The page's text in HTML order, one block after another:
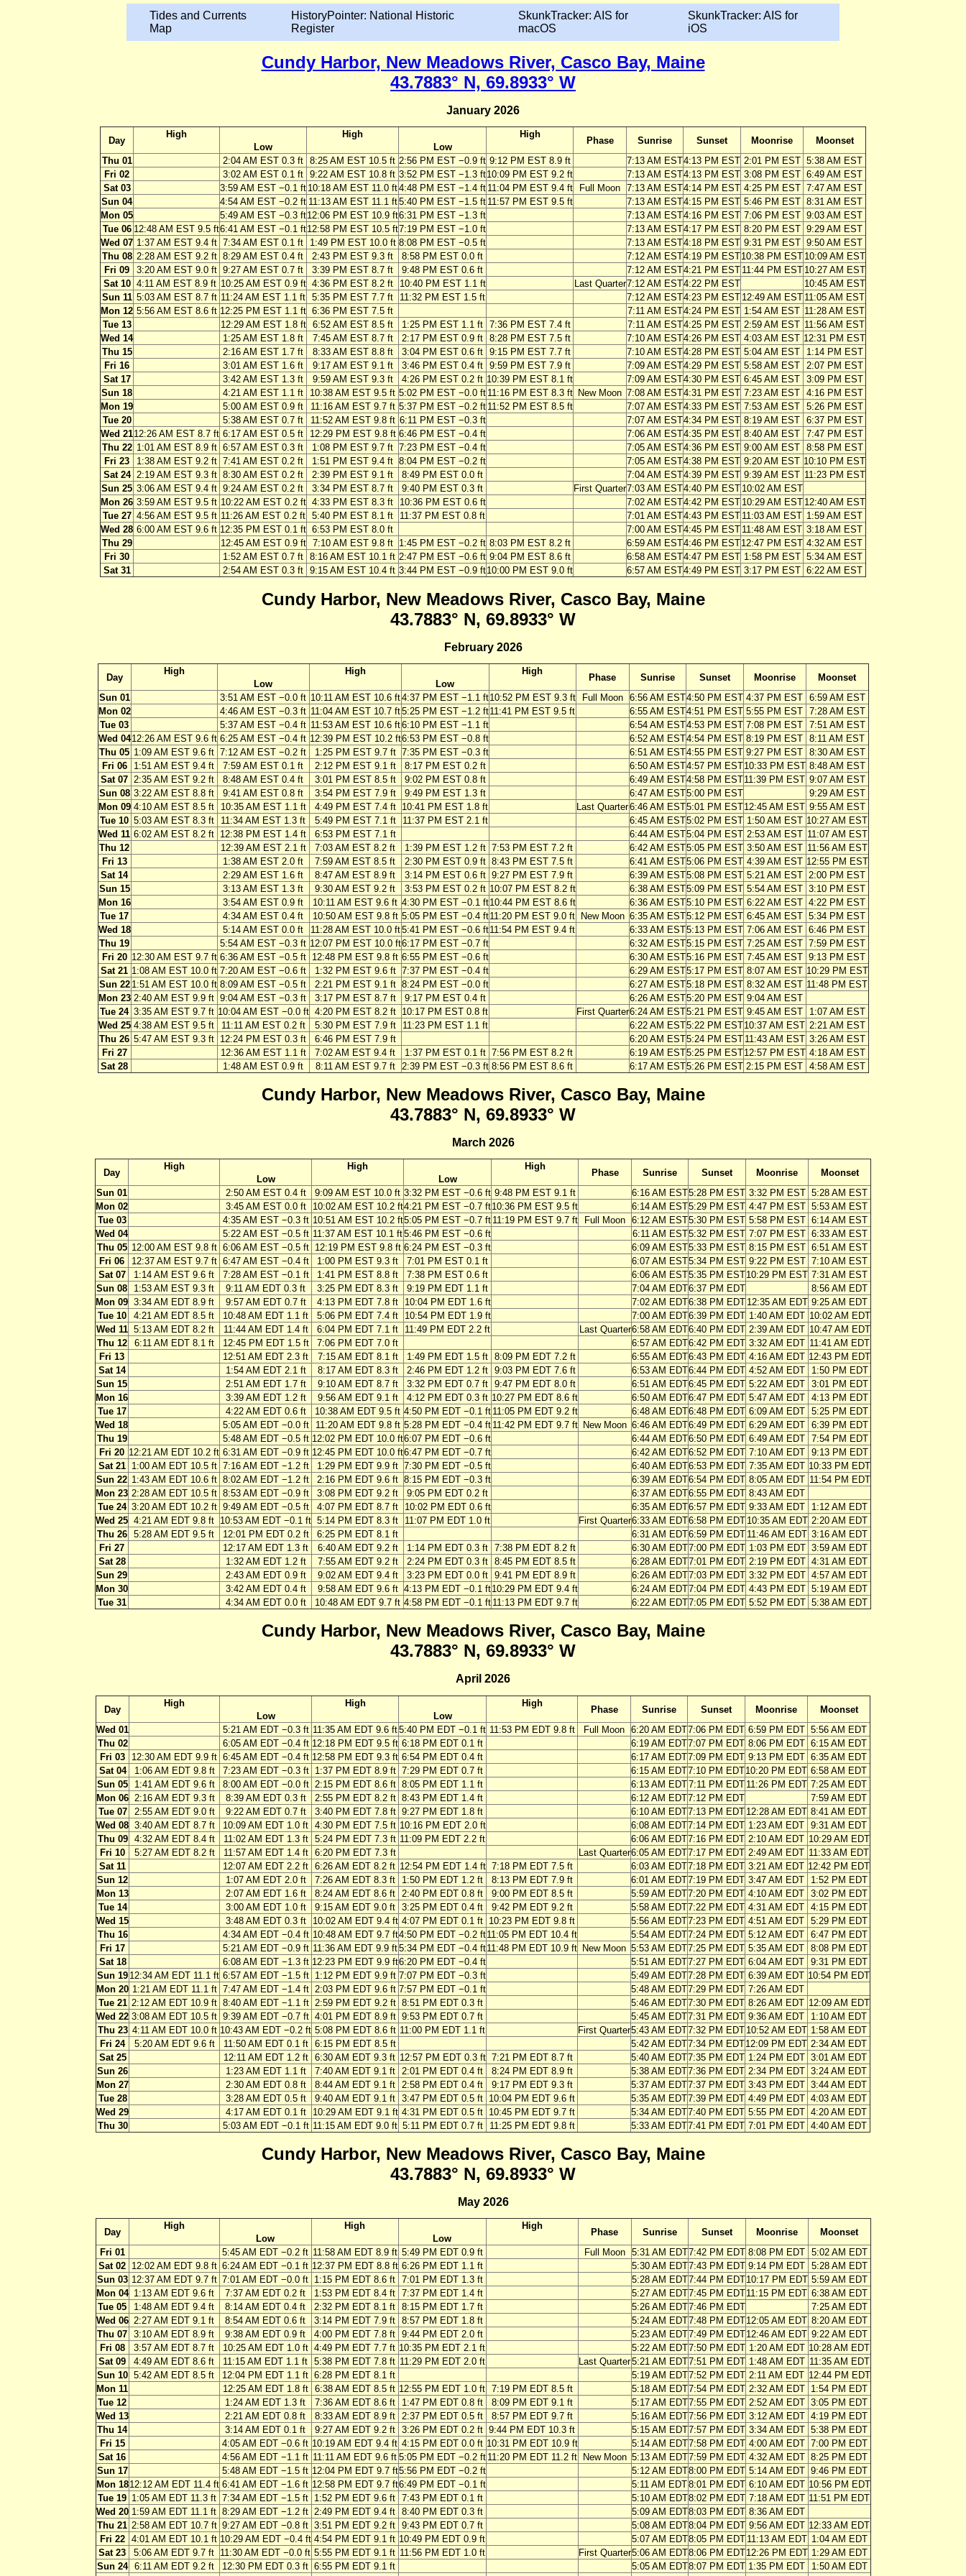
Tides and Currents
Map
HistoryPointer: National Historic
Register
SkunkTracker: AIS for
macOS
SkunkTracker: AIS for
iOS
Cundy Harbor, New Meadows River, Casco Bay, Maine
43.7883° N, 69.8933° W
January 2026
Day
High
Low
High
Low
High
Phase Sunrise Sunset Moonrise
Moonset
Thu 01
2:04 AM EST 0.3 ft 8:25 AM EST 10.5 ft 2:56 PM EST −0.9 ft 9:12 PM EST 8.9 ft 7:13 AM EST4:13 PM EST 2:01 PM EST 5:38 AM EST
Fri 02
3:02 AM EST 0.1 ft 9:22 AM EST 10.8 ft 3:52 PM EST −1.3 ft10:09 PM EST 9.2 ft 7:13 AM EST4:13 PM EST 3:08 PM EST 6:49 AM EST
Sat 03
3:59 AM EST −0.1 ft 10:18 AM EST 11.0 ft4:48 PM EST −1.4 ft 11:04 PM EST 9.4 ft Full Moon 7:13 AM EST4:14 PM EST 4:25 PM EST 7:47 AM EST
Sun 04
4:54 AM EST −0.2 ft 11:13 AM EST 11.1 ft5:40 PM EST −1.5 ft 11:57 PM EST 9.5 ft 7:13 AM EST4:15 PM EST 5:46 PM EST 8:31 AM EST
Mon 05
5:49 AM EST −0.3 ft12:06 PM EST 10.9 ft6:31 PM EST −1.3 ft 7:13 AM EST4:16 PM EST 7:06 PM EST 9:03 AM EST
Tue 06 12:48 AM EST 9.5 ft6:41 AM EST −0.1 ft12:58 PM EST 10.5 ft7:19 PM EST −1.0 ft 7:13 AM EST4:17 PM EST 8:20 PM EST 9:29 AM EST
Wed 07 1:37 AM EST 9.4 ft 7:34 AM EST 0.1 ft 1:49 PM EST 10.0 ft 8:08 PM EST −0.5 ft 7:13 AM EST4:18 PM EST 9:31 PM EST 9:50 AM EST
Thu 08 2:28 AM EST 9.2 ft 8:29 AM EST 0.4 ft 2:43 PM EST 9.3 ft 8:58 PM EST 0.0 ft 7:12 AM EST4:19 PM EST10:38 PM EST 10:09 AM EST
Fri 09
3:20 AM EST 9.0 ft 9:27 AM EST 0.7 ft 3:39 PM EST 8.7 ft 9:48 PM EST 0.6 ft 7:12 AM EST4:21 PM EST 11:44 PM EST 10:27 AM EST
Sat 10 4:11 AM EST 8.9 ft 10:25 AM EST 0.9 ft 4:36 PM EST 8.2 ft 10:40 PM EST 1.1 ft Last Quarter7:12 AM EST4:22 PM EST
10:45 AM EST
Sun 11 5:03 AM EST 8.7 ft 11:24 AM EST 1.1 ft 5:35 PM EST 7.7 ft 11:32 PM EST 1.5 ft 7:12 AM EST4:23 PM EST 12:49 AM EST 11:05 AM EST
Mon 12 5:56 AM EST 8.6 ft 12:25 PM EST 1.1 ft 6:36 PM EST 7.5 ft 7:11 AM EST4:24 PM EST 1:54 AM EST 11:28 AM EST
Tue 13
12:29 AM EST 1.8 ft 6:52 AM EST 8.5 ft 1:25 PM EST 1.1 ft 7:36 PM EST 7.4 ft 7:11 AM EST4:25 PM EST 2:59 AM EST 11:56 AM EST
Wed 14
1:25 AM EST 1.8 ft 7:45 AM EST 8.7 ft 2:17 PM EST 0.9 ft 8:28 PM EST 7.5 ft 7:10 AM EST4:26 PM EST 4:03 AM EST 12:31 PM EST
Thu 15
2:16 AM EST 1.7 ft 8:33 AM EST 8.8 ft 3:04 PM EST 0.6 ft 9:15 PM EST 7.7 ft 7:10 AM EST4:28 PM EST 5:04 AM EST
1:14 PM EST
Fri 16
3:01 AM EST 1.6 ft 9:17 AM EST 9.1 ft 3:46 PM EST 0.4 ft 9:59 PM EST 7.9 ft 7:09 AM EST4:29 PM EST 5:58 AM EST 2:07 PM EST
Sat 17
3:42 AM EST 1.3 ft 9:59 AM EST 9.3 ft 4:26 PM EST 0.2 ft 10:39 PM EST 8.1 ft 7:09 AM EST4:30 PM EST 6:45 AM EST 3:09 PM EST
Sun 18
4:21 AM EST 1.1 ft 10:38 AM EST 9.5 ft 5:02 PM EST −0.0 ft 11:16 PM EST 8.3 ft New Moon 7:08 AM EST4:31 PM EST 7:23 AM EST 4:16 PM EST
Mon 19
5:00 AM EST 0.9 ft 11:16 AM EST 9.7 ft 5:37 PM EST −0.2 ft 11:52 PM EST 8.5 ft 7:07 AM EST4:33 PM EST 7:53 AM EST 5:26 PM EST
Tue 20
5:38 AM EST 0.7 ft 11:52 AM EST 9.8 ft 6:11 PM EST −0.3 ft 7:07 AM EST4:34 PM EST 8:19 AM EST 6:37 PM EST
Wed 2112:26 AM EST 8.7 ft 6:17 AM EST 0.5 ft 12:29 PM EST 9.8 ft 6:46 PM EST −0.4 ft 7:06 AM EST4:35 PM EST 8:40 AM EST 7:47 PM EST
Thu 22 1:01 AM EST 8.9 ft 6:57 AM EST 0.3 ft 1:08 PM EST 9.7 ft 7:23 PM EST −0.4 ft 7:05 AM EST4:36 PM EST 9:00 AM EST 8:58 PM EST
Fri 23
1:38 AM EST 9.2 ft 7:41 AM EST 0.2 ft 1:51 PM EST 9.4 ft 8:04 PM EST −0.2 ft 7:05 AM EST4:38 PM EST 9:20 AM EST 10:10 PM EST
Sat 24 2:19 AM EST 9.3 ft 8:30 AM EST 0.2 ft 2:39 PM EST 9.1 ft 8:49 PM EST 0.0 ft 7:04 AM EST4:39 PM EST 9:39 AM EST 11:23 PM EST
Sun 25 3:06 AM EST 9.4 ft 9:24 AM EST 0.2 ft 3:34 PM EST 8.7 ft 9:40 PM EST 0.3 ft First Quarter7:03 AM EST4:40 PM EST 10:02 AM EST
Mon 26 3:59 AM EST 9.5 ft 10:22 AM EST 0.2 ft 4:33 PM EST 8.3 ft 10:36 PM EST 0.6 ft 7:02 AM EST4:42 PM EST 10:29 AM EST 12:40 AM EST
Tue 27 4:56 AM EST 9.5 ft 11:26 AM EST 0.2 ft 5:40 PM EST 8.1 ft 11:37 PM EST 0.8 ft 7:01 AM EST4:43 PM EST 11:03 AM EST 1:59 AM EST
Wed 28 6:00 AM EST 9.6 ft 12:35 PM EST 0.1 ft 6:53 PM EST 8.0 ft 7:00 AM EST4:45 PM EST 11:48 AM EST 3:18 AM EST
Thu 29
12:45 AM EST 0.9 ft 7:10 AM EST 9.8 ft 1:45 PM EST −0.2 ft 8:03 PM EST 8.2 ft 6:59 AM EST4:46 PM EST12:47 PM EST 4:32 AM EST
Fri 30
1:52 AM EST 0.7 ft 8:16 AM EST 10.1 ft 2:47 PM EST −0.6 ft 9:04 PM EST 8.6 ft 6:58 AM EST4:47 PM EST 1:58 PM EST 5:34 AM EST
Sat 31
2:54 AM EST 0.3 ft 9:15 AM EST 10.4 ft 3:44 PM EST −0.9 ft10:00 PM EST 9.0 ft 6:57 AM EST4:49 PM EST 3:17 PM EST 6:22 AM EST
Cundy Harbor, New Meadows River, Casco Bay, Maine
43.7883° N, 69.8933° W
February 2026
Day
High
Low
High
Low
High
Phase Sunrise Sunset Moonrise
Moonset
Sun 01
3:51 AM EST −0.0 ft 10:11 AM EST 10.6 ft4:37 PM EST −1.1 ft10:52 PM EST 9.3 ft Full Moon 6:56 AM EST4:50 PM EST 4:37 PM EST 6:59 AM EST
Mon 02
4:46 AM EST −0.3 ft 11:04 AM EST 10.7 ft5:25 PM EST −1.2 ft11:41 PM EST 9.5 ft 6:55 AM EST4:51 PM EST 5:55 PM EST 7:28 AM EST
Tue 03
5:37 AM EST −0.4 ft 11:53 AM EST 10.6 ft6:10 PM EST −1.1 ft 6:54 AM EST4:53 PM EST 7:08 PM EST 7:51 AM EST
Wed 0412:26 AM EST 9.6 ft 6:25 AM EST −0.4 ft 12:39 PM EST 10.2 ft6:53 PM EST −0.8 ft 6:52 AM EST4:54 PM EST 8:19 PM EST 8:11 AM EST
Thu 05 1:09 AM EST 9.6 ft 7:12 AM EST −0.2 ft 1:25 PM EST 9.7 ft 7:35 PM EST −0.3 ft 6:51 AM EST4:55 PM EST 9:27 PM EST 8:30 AM EST
Fri 06
1:51 AM EST 9.4 ft 7:59 AM EST 0.1 ft 2:12 PM EST 9.1 ft 8:17 PM EST 0.2 ft 6:50 AM EST4:57 PM EST10:33 PM EST 8:48 AM EST
Sat 07 2:35 AM EST 9.2 ft 8:48 AM EST 0.4 ft 3:01 PM EST 8.5 ft 9:02 PM EST 0.8 ft 6:49 AM EST4:58 PM EST11:39 PM EST 9:07 AM EST
Sun 08 3:22 AM EST 8.8 ft 9:41 AM EST 0.8 ft 3:54 PM EST 7.9 ft 9:49 PM EST 1.3 ft 6:47 AM EST5:00 PM EST
9:29 AM EST
Mon 09 4:10 AM EST 8.5 ft 10:35 AM EST 1.1 ft 4:49 PM EST 7.4 ft 10:41 PM EST 1.8 ft Last Quarter6:46 AM EST5:01 PM EST12:45 AM EST 9:55 AM EST
Tue 10 5:03 AM EST 8.3 ft 11:34 AM EST 1.3 ft 5:49 PM EST 7.1 ft 11:37 PM EST 2.1 ft 6:45 AM EST5:02 PM EST 1:50 AM EST 10:27 AM EST
Wed 11 6:02 AM EST 8.2 ft 12:38 PM EST 1.4 ft 6:53 PM EST 7.1 ft 6:44 AM EST5:04 PM EST 2:53 AM EST 11:07 AM EST
Thu 12
12:39 AM EST 2.1 ft 7:03 AM EST 8.2 ft 1:39 PM EST 1.2 ft 7:53 PM EST 7.2 ft 6:42 AM EST5:05 PM EST 3:50 AM EST 11:56 AM EST
Fri 13
1:38 AM EST 2.0 ft 7:59 AM EST 8.5 ft 2:30 PM EST 0.9 ft 8:43 PM EST 7.5 ft 6:41 AM EST5:06 PM EST 4:39 AM EST 12:55 PM EST
Sat 14
2:29 AM EST 1.6 ft 8:47 AM EST 8.9 ft 3:14 PM EST 0.6 ft 9:27 PM EST 7.9 ft 6:39 AM EST5:08 PM EST 5:21 AM EST
2:00 PM EST
Sun 15
3:13 AM EST 1.3 ft 9:30 AM EST 9.2 ft 3:53 PM EST 0.2 ft 10:07 PM EST 8.2 ft 6:38 AM EST5:09 PM EST 5:54 AM EST 3:10 PM EST
Mon 16
3:54 AM EST 0.9 ft 10:11 AM EST 9.6 ft 4:30 PM EST −0.1 ft10:44 PM EST 8.6 ft 6:36 AM EST5:10 PM EST 6:22 AM EST 4:22 PM EST
Tue 17
4:34 AM EST 0.4 ft 10:50 AM EST 9.8 ft 5:05 PM EST −0.4 ft11:20 PM EST 9.0 ft New Moon 6:35 AM EST5:12 PM EST 6:45 AM EST 5:34 PM EST
Wed 18
5:14 AM EST 0.0 ft 11:28 AM EST 10.0 ft5:41 PM EST −0.6 ft11:54 PM EST 9.4 ft 6:33 AM EST5:13 PM EST 7:06 AM EST 6:46 PM EST
Thu 19
5:54 AM EST −0.3 ft 12:07 PM EST 10.0 ft6:17 PM EST −0.7 ft 6:32 AM EST5:15 PM EST 7:25 AM EST 7:59 PM EST
Fri 20 12:30 AM EST 9.7 ft 6:36 AM EST −0.5 ft 12:48 PM EST 9.8 ft 6:55 PM EST −0.6 ft 6:30 AM EST5:16 PM EST 7:45 AM EST 9:13 PM EST
Sat 21 1:08 AM EST 10.0 ft 7:20 AM EST −0.6 ft 1:32 PM EST 9.6 ft 7:37 PM EST −0.4 ft 6:29 AM EST5:17 PM EST 8:07 AM EST 10:29 PM EST
Sun 22 1:51 AM EST 10.0 ft 8:09 AM EST −0.5 ft 2:21 PM EST 9.1 ft 8:24 PM EST −0.0 ft 6:27 AM EST5:18 PM EST 8:32 AM EST 11:48 PM EST
Mon 23 2:40 AM EST 9.9 ft 9:04 AM EST −0.3 ft 3:17 PM EST 8.7 ft 9:17 PM EST 0.4 ft 6:26 AM EST5:20 PM EST 9:04 AM EST
Tue 24 3:35 AM EST 9.7 ft 10:04 AM EST −0.0 ft 4:20 PM EST 8.2 ft 10:17 PM EST 0.8 ft First Quarter6:24 AM EST5:21 PM EST 9:45 AM EST
1:07 AM EST
Wed 25 4:38 AM EST 9.5 ft 11:11 AM EST 0.2 ft 5:30 PM EST 7.9 ft 11:23 PM EST 1.1 ft 6:22 AM EST5:22 PM EST10:37 AM EST 2:21 AM EST
Thu 26 5:47 AM EST 9.3 ft 12:24 PM EST 0.3 ft 6:46 PM EST 7.9 ft 6:20 AM EST5:24 PM EST 11:43 AM EST 3:26 AM EST
Fri 27
12:36 AM EST 1.1 ft 7:02 AM EST 9.4 ft 1:37 PM EST 0.1 ft 7:56 PM EST 8.2 ft 6:19 AM EST5:25 PM EST12:57 PM EST 4:18 AM EST
Sat 28
1:48 AM EST 0.9 ft 8:11 AM EST 9.7 ft 2:39 PM EST −0.3 ft 8:56 PM EST 8.6 ft 6:17 AM EST5:26 PM EST 2:15 PM EST 4:58 AM EST
Cundy Harbor, New Meadows River, Casco Bay, Maine
43.7883° N, 69.8933° W
March 2026
Day
High
Low
High
Low
High
Phase Sunrise Sunset Moonrise
Moonset
Sun 01
2:50 AM EST 0.4 ft 9:09 AM EST 10.0 ft 3:32 PM EST −0.6 ft 9:48 PM EST 9.1 ft 6:16 AM EST5:28 PM EST 3:32 PM EST 5:28 AM EST
Mon 02
3:45 AM EST 0.0 ft 10:02 AM EST 10.2 ft4:21 PM EST −0.7 ft10:36 PM EST 9.5 ft 6:14 AM EST5:29 PM EST 4:47 PM EST 5:53 AM EST
Tue 03
4:35 AM EST −0.3 ft 10:51 AM EST 10.2 ft5:05 PM EST −0.7 ft 11:19 PM EST 9.7 ft Full Moon 6:12 AM EST5:30 PM EST 5:58 PM EST 6:14 AM EST
Wed 04
5:22 AM EST −0.5 ft 11:37 AM EST 10.1 ft5:46 PM EST −0.6 ft 6:11 AM EST5:32 PM EST 7:07 PM EST 6:33 AM EST
Thu 05 12:00 AM EST 9.8 ft 6:06 AM EST −0.5 ft 12:19 PM EST 9.8 ft 6:24 PM EST −0.3 ft 6:09 AM EST5:33 PM EST 8:15 PM EST 6:51 AM EST
Fri 06
12:37 AM EST 9.7 ft 6:47 AM EST −0.4 ft 1:00 PM EST 9.3 ft 7:01 PM EST 0.1 ft 6:07 AM EST5:34 PM EST 9:22 PM EST 7:10 AM EST
Sat 07
1:14 AM EST 9.6 ft 7:28 AM EST −0.1 ft 1:41 PM EST 8.8 ft 7:38 PM EST 0.6 ft 6:06 AM EST5:35 PM EST10:29 PM EST 7:31 AM EST
Sun 08
1:53 AM EST 9.3 ft 9:11 AM EDT 0.3 ft 3:25 PM EDT 8.3 ft 9:19 PM EDT 1.1 ft 7:04 AM EDT6:37 PM EDT
8:56 AM EDT
Mon 09 3:34 AM EDT 8.9 ft 9:57 AM EDT 0.7 ft 4:13 PM EDT 7.8 ft 10:04 PM EDT 1.6 ft 7:02 AM EDT6:38 PM EDT 12:35 AM EDT 9:25 AM EDT
Tue 10
4:21 AM EDT 8.5 ft 10:48 AM EDT 1.1 ft 5:06 PM EDT 7.4 ft 10:54 PM EDT 1.9 ft 7:00 AM EDT6:39 PM EDT 1:40 AM EDT 10:02 AM EDT
Wed 11 5:13 AM EDT 8.2 ft 11:44 AM EDT 1.4 ft 6:04 PM EDT 7.1 ft 11:49 PM EDT 2.2 ft Last Quarter6:58 AM EDT6:40 PM EDT 2:39 AM EDT 10:47 AM EDT
Thu 12
6:11 AM EDT 8.1 ft 12:45 PM EDT 1.5 ft 7:06 PM EDT 7.0 ft 6:57 AM EDT6:42 PM EDT 3:32 AM EDT 11:41 AM EDT
Fri 13
12:51 AM EDT 2.3 ft 7:15 AM EDT 8.1 ft 1:49 PM EDT 1.5 ft 8:09 PM EDT 7.2 ft 6:55 AM EDT6:43 PM EDT 4:16 AM EDT 12:43 PM EDT
Sat 14
1:54 AM EDT 2.1 ft 8:17 AM EDT 8.3 ft 2:46 PM EDT 1.2 ft 9:03 PM EDT 7.6 ft 6:53 AM EDT6:44 PM EDT 4:52 AM EDT
1:50 PM EDT
Sun 15
2:51 AM EDT 1.7 ft 9:10 AM EDT 8.7 ft 3:32 PM EDT 0.7 ft 9:47 PM EDT 8.0 ft 6:51 AM EDT6:45 PM EDT 5:22 AM EDT 3:01 PM EDT
Mon 16
3:39 AM EDT 1.2 ft 9:56 AM EDT 9.1 ft 4:12 PM EDT 0.3 ft 10:27 PM EDT 8.6 ft 6:50 AM EDT6:47 PM EDT 5:47 AM EDT 4:13 PM EDT
Tue 17
4:22 AM EDT 0.6 ft 10:38 AM EDT 9.5 ft 4:50 PM EDT −0.1 ft 11:05 PM EDT 9.2 ft 6:48 AM EDT6:48 PM EDT 6:09 AM EDT 5:25 PM EDT
Wed 18
5:05 AM EDT −0.0 ft 11:20 AM EDT 9.8 ft 5:28 PM EDT −0.4 ft 11:42 PM EDT 9.7 ft New Moon 6:46 AM EDT6:49 PM EDT 6:29 AM EDT 6:39 PM EDT
Thu 19
5:48 AM EDT −0.5 ft 12:02 PM EDT 10.0 ft6:07 PM EDT −0.6 ft 6:44 AM EDT6:50 PM EDT 6:49 AM EDT 7:54 PM EDT
Fri 20 12:21 AM EDT 10.2 ft 6:31 AM EDT −0.9 ft 12:45 PM EDT 10.0 ft6:47 PM EDT −0.7 ft 6:42 AM EDT6:52 PM EDT 7:10 AM EDT 9:13 PM EDT
Sat 21
1:00 AM EDT 10.5 ft 7:16 AM EDT −1.2 ft 1:29 PM EDT 9.9 ft 7:30 PM EDT −0.5 ft 6:40 AM EDT6:53 PM EDT 7:35 AM EDT 10:33 PM EDT
Sun 22 1:43 AM EDT 10.6 ft 8:02 AM EDT −1.2 ft 2:16 PM EDT 9.6 ft 8:15 PM EDT −0.3 ft 6:39 AM EDT6:54 PM EDT 8:05 AM EDT 11:54 PM EDT
Mon 23 2:28 AM EDT 10.5 ft 8:53 AM EDT −0.9 ft 3:08 PM EDT 9.2 ft 9:05 PM EDT 0.2 ft 6:37 AM EDT6:55 PM EDT 8:43 AM EDT
Tue 24 3:20 AM EDT 10.2 ft 9:49 AM EDT −0.5 ft 4:07 PM EDT 8.7 ft 10:02 PM EDT 0.6 ft 6:35 AM EDT6:57 PM EDT 9:33 AM EDT
1:12 AM EDT
Wed 25 4:21 AM EDT 9.8 ft 10:53 AM EDT −0.1 ft 5:14 PM EDT 8.3 ft 11:07 PM EDT 1.0 ft First Quarter6:33 AM EDT6:58 PM EDT 10:35 AM EDT 2:20 AM EDT
Thu 26
5:28 AM EDT 9.5 ft 12:01 PM EDT 0.2 ft 6:25 PM EDT 8.1 ft 6:31 AM EDT6:59 PM EDT 11:46 AM EDT 3:16 AM EDT
Fri 27
12:17 AM EDT 1.3 ft 6:40 AM EDT 9.2 ft 1:14 PM EDT 0.3 ft 7:38 PM EDT 8.2 ft 6:30 AM EDT7:00 PM EDT 1:03 PM EDT 3:59 AM EDT
Sat 28
1:32 AM EDT 1.2 ft 7:55 AM EDT 9.2 ft 2:24 PM EDT 0.3 ft 8:45 PM EDT 8.5 ft 6:28 AM EDT7:01 PM EDT 2:19 PM EDT 4:31 AM EDT
Sun 29
2:43 AM EDT 0.9 ft 9:02 AM EDT 9.4 ft 3:23 PM EDT 0.0 ft 9:41 PM EDT 8.9 ft 6:26 AM EDT7:03 PM EDT 3:32 PM EDT 4:57 AM EDT
Mon 30
3:42 AM EDT 0.4 ft 9:58 AM EDT 9.6 ft 4:13 PM EDT −0.1 ft10:29 PM EDT 9.4 ft 6:24 AM EDT7:04 PM EDT 4:43 PM EDT 5:19 AM EDT
Tue 31
4:34 AM EDT 0.0 ft 10:48 AM EDT 9.7 ft 4:58 PM EDT −0.1 ft 11:13 PM EDT 9.7 ft 6:22 AM EDT7:05 PM EDT 5:52 PM EDT 5:38 AM EDT
Cundy Harbor, New Meadows River, Casco Bay, Maine
43.7883° N, 69.8933° W
April 2026
Day
High
Low
High
Low
High
Phase Sunrise Sunset Moonrise
Moonset
Wed 01
5:21 AM EDT −0.3 ft 11:35 AM EDT 9.6 ft5:40 PM EDT −0.1 ft 11:53 PM EDT 9.8 ft Full Moon 6:20 AM EDT7:06 PM EDT 6:59 PM EDT 5:56 AM EDT
Thu 02
6:05 AM EDT −0.4 ft 12:18 PM EDT 9.5 ft 6:18 PM EDT 0.1 ft 6:19 AM EDT7:07 PM EDT 8:06 PM EDT 6:15 AM EDT
Fri 03
12:30 AM EDT 9.9 ft 6:45 AM EDT −0.4 ft 12:58 PM EDT 9.3 ft 6:54 PM EDT 0.4 ft 6:17 AM EDT7:09 PM EDT 9:13 PM EDT 6:35 AM EDT
Sat 04
1:06 AM EDT 9.8 ft 7:23 AM EDT −0.3 ft 1:37 PM EDT 8.9 ft 7:29 PM EDT 0.7 ft 6:15 AM EDT7:10 PM EDT10:20 PM EDT 6:58 AM EDT
Sun 05
1:41 AM EDT 9.6 ft 8:00 AM EDT −0.0 ft 2:15 PM EDT 8.6 ft 8:05 PM EDT 1.1 ft 6:13 AM EDT7:11 PM EDT 11:26 PM EDT 7:25 AM EDT
Mon 06 2:16 AM EDT 9.3 ft 8:39 AM EDT 0.3 ft 2:55 PM EDT 8.2 ft 8:43 PM EDT 1.4 ft 6:12 AM EDT7:12 PM EDT
7:59 AM EDT
Tue 07
2:55 AM EDT 9.0 ft 9:22 AM EDT 0.7 ft 3:40 PM EDT 7.8 ft 9:27 PM EDT 1.8 ft 6:10 AM EDT7:13 PM EDT 12:28 AM EDT 8:41 AM EDT
Wed 08 3:40 AM EDT 8.7 ft 10:09 AM EDT 1.0 ft 4:30 PM EDT 7.5 ft 10:16 PM EDT 2.0 ft 6:08 AM EDT7:14 PM EDT 1:23 AM EDT 9:31 AM EDT
Thu 09
4:32 AM EDT 8.4 ft 11:02 AM EDT 1.3 ft 5:24 PM EDT 7.3 ft 11:09 PM EDT 2.2 ft 6:06 AM EDT7:16 PM EDT 2:10 AM EDT 10:29 AM EDT
Fri 10
5:27 AM EDT 8.2 ft 11:57 AM EDT 1.4 ft 6:20 PM EDT 7.3 ft Last Quarter6:05 AM EDT7:17 PM EDT 2:49 AM EDT 11:33 AM EDT
Sat 11
12:07 AM EDT 2.2 ft 6:26 AM EDT 8.2 ft 12:54 PM EDT 1.4 ft 7:18 PM EDT 7.5 ft 6:03 AM EDT7:18 PM EDT 3:21 AM EDT 12:42 PM EDT
Sun 12
1:07 AM EDT 2.0 ft 7:26 AM EDT 8.3 ft 1:50 PM EDT 1.2 ft 8:13 PM EDT 7.9 ft 6:01 AM EDT7:19 PM EDT 3:47 AM EDT
1:52 PM EDT
Mon 13
2:07 AM EDT 1.6 ft 8:24 AM EDT 8.6 ft 2:40 PM EDT 0.8 ft 9:00 PM EDT 8.5 ft 5:59 AM EDT7:20 PM EDT 4:10 AM EDT 3:02 PM EDT
Tue 14
3:00 AM EDT 1.0 ft 9:15 AM EDT 9.0 ft 3:25 PM EDT 0.4 ft 9:42 PM EDT 9.2 ft 5:58 AM EDT7:22 PM EDT 4:31 AM EDT 4:15 PM EDT
Wed 15
3:48 AM EDT 0.3 ft 10:02 AM EDT 9.4 ft 4:07 PM EDT 0.1 ft 10:23 PM EDT 9.8 ft 5:56 AM EDT7:23 PM EDT 4:51 AM EDT 5:29 PM EDT
Thu 16
4:34 AM EDT −0.4 ft 10:48 AM EDT 9.7 ft4:50 PM EDT −0.2 ft11:05 PM EDT 10.4 ft 5:54 AM EDT7:24 PM EDT 5:12 AM EDT 6:47 PM EDT
Fri 17
5:21 AM EDT −0.9 ft 11:36 AM EDT 9.9 ft5:34 PM EDT −0.4 ft11:48 PM EDT 10.9 ft New Moon 5:53 AM EDT7:25 PM EDT 5:35 AM EDT 8:08 PM EDT
Sat 18
6:08 AM EDT −1.3 ft 12:23 PM EDT 9.9 ft6:20 PM EDT −0.4 ft 5:51 AM EDT7:27 PM EDT 6:04 AM EDT 9:31 PM EDT
Sun 19 12:34 AM EDT 11.1 ft 6:57 AM EDT −1.5 ft 1:12 PM EDT 9.9 ft 7:07 PM EDT −0.3 ft 5:49 AM EDT7:28 PM EDT 6:39 AM EDT 10:54 PM EDT
Mon 20 1:21 AM EDT 11.1 ft 7:47 AM EDT −1.4 ft 2:03 PM EDT 9.6 ft 7:57 PM EDT −0.1 ft 5:48 AM EDT7:29 PM EDT 7:26 AM EDT
Tue 21 2:12 AM EDT 10.9 ft 8:40 AM EDT −1.1 ft 2:59 PM EDT 9.2 ft 8:51 PM EDT 0.3 ft 5:46 AM EDT7:30 PM EDT 8:26 AM EDT 12:09 AM EDT
Wed 22 3:08 AM EDT 10.5 ft 9:39 AM EDT −0.7 ft 4:01 PM EDT 8.9 ft 9:53 PM EDT 0.7 ft 5:45 AM EDT7:31 PM EDT 9:36 AM EDT
1:10 AM EDT
Thu 23 4:11 AM EDT 10.0 ft 10:43 AM EDT −0.2 ft 5:08 PM EDT 8.6 ft 11:00 PM EDT 1.1 ft First Quarter5:43 AM EDT7:32 PM EDT 10:52 AM EDT 1:58 AM EDT
Fri 24
5:20 AM EDT 9.6 ft 11:50 AM EDT 0.1 ft 6:15 PM EDT 8.5 ft 5:42 AM EDT7:34 PM EDT12:09 PM EDT 2:34 AM EDT
Sat 25
12:11 AM EDT 1.2 ft 6:30 AM EDT 9.3 ft 12:57 PM EDT 0.3 ft 7:21 PM EDT 8.7 ft 5:40 AM EDT7:35 PM EDT 1:24 PM EDT 3:01 AM EDT
Sun 26
1:23 AM EDT 1.1 ft 7:40 AM EDT 9.1 ft 2:01 PM EDT 0.4 ft 8:24 PM EDT 8.9 ft 5:38 AM EDT7:36 PM EDT 2:34 PM EDT 3:24 AM EDT
Mon 27
2:30 AM EDT 0.8 ft 8:44 AM EDT 9.1 ft 2:58 PM EDT 0.4 ft 9:17 PM EDT 9.3 ft 5:37 AM EDT7:37 PM EDT 3:43 PM EDT 3:44 AM EDT
Tue 28
3:28 AM EDT 0.5 ft 9:40 AM EDT 9.1 ft 3:47 PM EDT 0.5 ft 10:04 PM EDT 9.6 ft 5:35 AM EDT7:39 PM EDT 4:49 PM EDT 4:03 AM EDT
Wed 29
4:17 AM EDT 0.1 ft 10:29 AM EDT 9.1 ft 4:31 PM EDT 0.5 ft 10:45 PM EDT 9.7 ft 5:34 AM EDT7:40 PM EDT 5:55 PM EDT 4:20 AM EDT
Thu 30
5:03 AM EDT −0.1 ft 11:15 AM EDT 9.0 ft 5:11 PM EDT 0.7 ft 11:25 PM EDT 9.8 ft 5:33 AM EDT7:41 PM EDT 7:01 PM EDT 4:40 AM EDT
Cundy Harbor, New Meadows River, Casco Bay, Maine
43.7883° N, 69.8933° W
May 2026
Day
High
Low
High
Low
High
Phase Sunrise Sunset Moonrise
Moonset
Fri 01
5:45 AM EDT −0.2 ft 11:58 AM EDT 8.9 ft 5:49 PM EDT 0.9 ft Full Moon 5:31 AM EDT7:42 PM EDT 8:08 PM EDT 5:02 AM EDT
Sat 02 12:02 AM EDT 9.8 ft 6:24 AM EDT −0.1 ft 12:37 PM EDT 8.8 ft 6:26 PM EDT 1.1 ft 5:30 AM EDT7:43 PM EDT 9:14 PM EDT 5:28 AM EDT
Sun 03 12:37 AM EDT 9.7 ft 7:01 AM EDT −0.0 ft 1:15 PM EDT 8.6 ft 7:01 PM EDT 1.3 ft 5:28 AM EDT7:44 PM EDT10:17 PM EDT 5:59 AM EDT
Mon 04 1:13 AM EDT 9.6 ft 7:37 AM EDT 0.2 ft 1:53 PM EDT 8.4 ft 7:37 PM EDT 1.4 ft 5:27 AM EDT7:45 PM EDT11:15 PM EDT 6:38 AM EDT
Tue 05
1:48 AM EDT 9.4 ft 8:14 AM EDT 0.4 ft 2:32 PM EDT 8.1 ft 8:15 PM EDT 1.7 ft 5:26 AM EDT7:46 PM EDT
7:25 AM EDT
Wed 06 2:27 AM EDT 9.1 ft 8:54 AM EDT 0.6 ft 3:14 PM EDT 7.9 ft 8:57 PM EDT 1.8 ft 5:24 AM EDT7:48 PM EDT12:05 AM EDT 8:20 AM EDT
Thu 07 3:10 AM EDT 8.9 ft 9:38 AM EDT 0.9 ft 4:00 PM EDT 7.8 ft 9:44 PM EDT 2.0 ft 5:23 AM EDT7:49 PM EDT12:46 AM EDT 9:22 AM EDT
Fri 08
3:57 AM EDT 8.7 ft 10:25 AM EDT 1.0 ft 4:49 PM EDT 7.7 ft 10:35 PM EDT 2.1 ft 5:22 AM EDT7:50 PM EDT 1:20 AM EDT 10:28 AM EDT
Sat 09
4:49 AM EDT 8.6 ft 11:15 AM EDT 1.1 ft 5:38 PM EDT 7.8 ft 11:29 PM EDT 2.0 ft Last Quarter5:21 AM EDT7:51 PM EDT 1:48 AM EDT 11:35 AM EDT
Sun 10 5:42 AM EDT 8.5 ft 12:04 PM EDT 1.1 ft 6:28 PM EDT 8.1 ft 5:19 AM EDT7:52 PM EDT 2:11 AM EDT 12:44 PM EDT
Mon 11
12:25 AM EDT 1.8 ft 6:38 AM EDT 8.5 ft 12:55 PM EDT 1.0 ft 7:19 PM EDT 8.5 ft 5:18 AM EDT7:54 PM EDT 2:32 AM EDT
1:54 PM EDT
Tue 12
1:24 AM EDT 1.3 ft 7:36 AM EDT 8.6 ft 1:47 PM EDT 0.8 ft 8:09 PM EDT 9.1 ft 5:17 AM EDT7:55 PM EDT 2:52 AM EDT 3:05 PM EDT
Wed 13
2:21 AM EDT 0.8 ft 8:33 AM EDT 8.9 ft 2:37 PM EDT 0.5 ft 8:57 PM EDT 9.7 ft 5:16 AM EDT7:56 PM EDT 3:12 AM EDT 4:19 PM EDT
Thu 14
3:14 AM EDT 0.1 ft 9:27 AM EDT 9.2 ft 3:26 PM EDT 0.2 ft 9:44 PM EDT 10.3 ft 5:15 AM EDT7:57 PM EDT 3:34 AM EDT 5:38 PM EDT
Fri 15
4:05 AM EDT −0.6 ft 10:19 AM EDT 9.4 ft 4:15 PM EDT 0.0 ft 10:31 PM EDT 10.9 ft 5:14 AM EDT7:58 PM EDT 4:00 AM EDT 7:00 PM EDT
Sat 16
4:56 AM EDT −1.1 ft 11:11 AM EDT 9.6 ft 5:05 PM EDT −0.2 ft 11:20 PM EDT 11.2 ft New Moon 5:13 AM EDT7:59 PM EDT 4:32 AM EDT 8:25 PM EDT
Sun 17
5:48 AM EDT −1.5 ft 12:04 PM EDT 9.7 ft5:56 PM EDT −0.2 ft 5:12 AM EDT8:00 PM EDT 5:14 AM EDT 9:46 PM EDT
Mon 1812:12 AM EDT 11.4 ft 6:41 AM EDT −1.6 ft 12:58 PM EDT 9.7 ft6:49 PM EDT −0.1 ft 5:11 AM EDT8:01 PM EDT 6:10 AM EDT 10:56 PM EDT
Tue 19 1:05 AM EDT 11.3 ft 7:34 AM EDT −1.5 ft 1:52 PM EDT 9.6 ft 7:43 PM EDT 0.1 ft 5:10 AM EDT8:02 PM EDT 7:18 AM EDT 11:51 PM EDT
Wed 20 1:59 AM EDT 11.1 ft 8:29 AM EDT −1.2 ft 2:49 PM EDT 9.4 ft 8:40 PM EDT 0.3 ft 5:09 AM EDT8:03 PM EDT 8:36 AM EDT
Thu 21 2:58 AM EDT 10.7 ft 9:27 AM EDT −0.8 ft 3:51 PM EDT 9.2 ft 9:43 PM EDT 0.7 ft 5:08 AM EDT8:04 PM EDT 9:56 AM EDT 12:33 AM EDT
Fri 22
4:01 AM EDT 10.1 ft 10:29 AM EDT −0.4 ft 4:54 PM EDT 9.1 ft 10:49 PM EDT 0.9 ft 5:07 AM EDT8:05 PM EDT 11:13 AM EDT 1:04 AM EDT
Sat 23
5:06 AM EDT 9.7 ft 11:30 AM EDT −0.0 ft 5:55 PM EDT 9.1 ft 11:56 PM EDT 1.0 ft First Quarter5:06 AM EDT8:06 PM EDT12:26 PM EDT 1:29 AM EDT
Sun 24
6:11 AM EDT 9.2 ft 12:30 PM EDT 0.3 ft 6:55 PM EDT 9.1 ft 5:05 AM EDT8:07 PM EDT 1:35 PM EDT
1:50 AM EDT